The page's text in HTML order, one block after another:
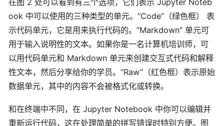
ook 中可以使用的三种类型的单元。“Code”（绿色框） 表
示代码单元，它是用来执行代码的。“Markdown” 单元可
用于输入说明性的文本。如果你是一名计算机培训师，可
以用代码单元和 Markdown 单元来创建交互式代码和解释
性文本，然后分享给你的学员。“Raw”（红色框）表示原始
数据单元，其中的内容不会被格式化或转换。
和在终端中不同，在 Jupyter Notebook 中你可以编辑并
重新运行代码，这在处理简单的拼写错误时特别方便。图